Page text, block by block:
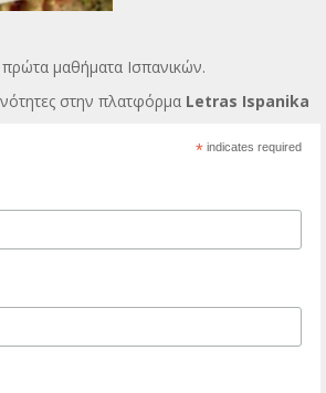
πρώτα μαθήματα Ισπανικών.
στην πλατφόρμα Letras Ispanika
* indicates required